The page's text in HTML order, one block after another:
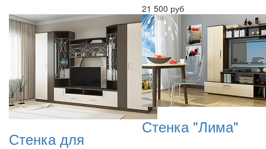
21 500 руб
Стенка для
Стенка "Лима"